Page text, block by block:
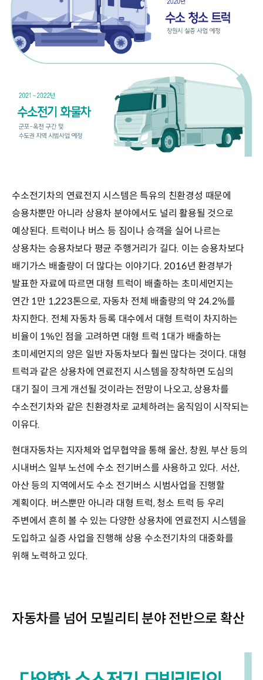
수소전기차의 연료전지 시스템은 특유의 친환경성 때문에
승용차뿐만 아니라 상용차 분야에서도 널리 활용될 것으로
예상된다. 트럭이나 버스 등 짐이나 승객을 실어 나르는
상용차는 승용차보다 평균 주행거리가 길다. 이는 승용차보다
배기가스 배출량이 더 많다는 이야기다. 2016년 환경부가
발표한 자료에 따르면 대형 트럭이 배출하는 초미세먼지는
연간 1만 1,223톤으로, 자동차 전체 배출량의 약 24.2%를
차지한다. 전체 자동차 등록 대수에서 대형 트럭이 차지하는
비율이 1%인 점을 고려하면 대형 트럭 1대가 배출하는
초미세먼지의 양은 일반 자동차보다 훨씬 많다는 것이다. 대형
트럭과 같은 상용차에 연료전지 시스템을 장착하면 도심의
대기 질이 크게 개선될 것이라는 전망이 나오고, 상용차를
수소전기차와 같은 친환경차로 교체하려는 움직임이 시작되는
이유다.
현대자동차는 지자체와 업무협약을 통해 울산, 창원, 부산 등의
시내버스 일부 노선에 수소 전기버스를 사용하고 있다. 서산,
아산 등의 지역에서도 수소 전기버스 시범사업을 진행할
계획이다. 버스뿐만 아니라 대형 트럭, 청소 트럭 등 우리
주변에서 흔히 볼 수 있는 다양한 상용차에 연료전지 시스템을
도입하고 실증 사업을 진행해 상용 수소전기차의 대중화를
위해 노력하고 있다.
자동차를 넘어 모빌리티 분야 전반으로 확산